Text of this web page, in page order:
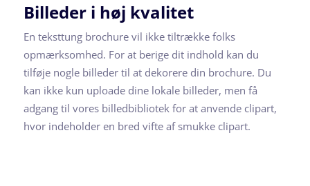
Billeder i høj kvalitet
En teksttung brochure vil ikke tiltrække folks
opmærksomhed. For at berige dit indhold kan du
tilføje nogle billeder til at dekorere din brochure. Du
kan ikke kun uploade dine lokale billeder, men få
adgang til vores billedbibliotek for at anvende clipart,
hvor indeholder en bred vifte af smukke clipart.